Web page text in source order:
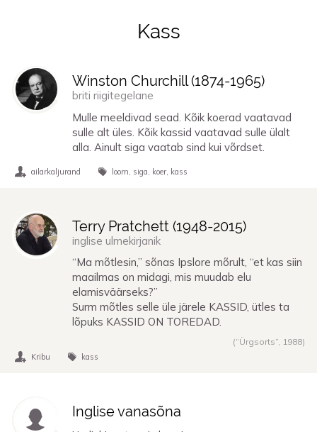
Tsitaadid teemalkass
Kass
Winston Churchill (1874-1965)
briti riigitegelane
Mulle meeldivad sead. Kõik koerad vaatavad
sulle alt üles. Kõik kassid vaatavad sulle ülalt
alla. Ainult siga vaatab sind kui võrdset.
ailarkaljurand loom siga koer kass
Terry Pratchett (1948-2015)
inglise ulmekirjanik
“Ma mõtlesin,” sõnas Ipslore mõrult, “et kas siin
maailmas on midagi, mis muudab elu
elamisväärseks?”
Surm mõtles selle üle järele KASSID, ütles ta
lõpuks KASSID ON TOREDAD.
(“Ürgsorts”, 1988)
Kribu kass
Inglise vanasõna